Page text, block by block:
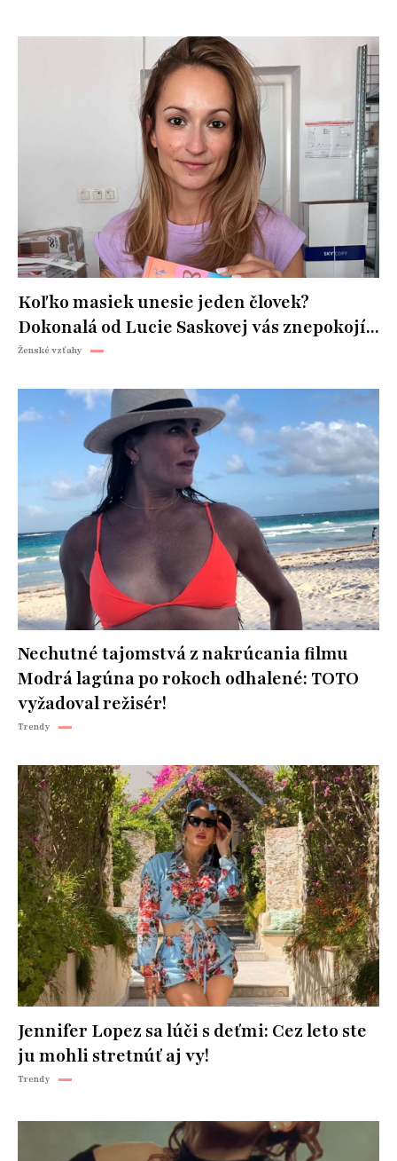
Koľko masiek unesie jeden človek?
Dokonalá od Lucie Saskovej vás znepokojí...
Ženské vzťahy
Nechutné tajomstvá z nakrúcania filmu
Modrá lagúna po rokoch odhalené: TOTO
vyžadoval režisér!
Trendy
Jennifer Lopez sa lúči s deťmi: Cez leto ste
ju mohli stretnúť aj vy!
Trendy